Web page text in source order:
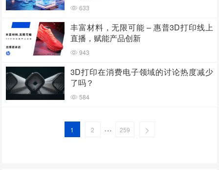
633
丰富材料，无限可能 – 惠普3D打印线上
直播，赋能产品创新
943
3D打印在消费电子领域的讨论热度减少
了吗？
584
1 2 … 259